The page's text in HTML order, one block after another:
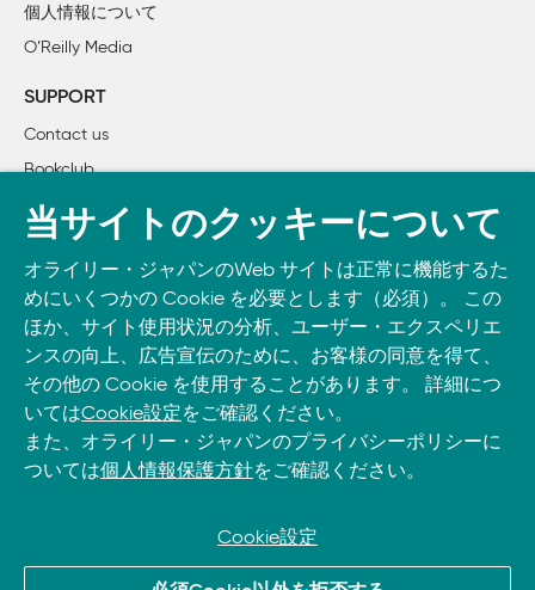
■P.2 *1.訳注に文章追加
また2018年3月14日（Piの日）にRaspberry Pi 3 Model
うになった。Raspberry Pi 3 Model Bから大きな変更はな
いが、CPUと有線／無線LANが高速化されている。
第2刷正誤表
※2019年8月更新
■P.108
レシピ5.8：算術計算 解決
【誤】+、?、*、そして/演算子を使う。
【正】+、-、*、そして/演算子を使う。
■P.108
レシピ5.8：算術計算 解説
【正】最もよく使われる算術演算子は+、-、*、そして/
    レシピ2.7　SSHを使ってRaspberry Piを遠隔操作する
    レシピ2.8　VNCを使ってRaspberry Piを遠隔操作する
    レシピ2.11　Raspberry Piの画面をMac上で共有する
レシピ2.12　Raspberry Piをネットワーク接続ストレージ
    レシピ2.13　ネットワークプリンタに印刷する
3章　オペレーティングシステム
    レシピ3.1　GUIでファイルを操作する
    レシピ3.2　ターミナルセッションを開始する
レシピ3.3　ターミナルを使ってファイルシステム内を移
    レシピ3.4　ファイルやフォルダをコピーする
    レシピ3.5　ファイルやフォルダの名前を変更する
    レシピ3.6　ファイルを編集する
    レシピ3.7　ファイルの内容を閲覧する
    レシピ3.9　ディレクトリを作成する
    レシピ3.10　ファイルやディレクトリを削除する
個人情報について
O’Reilly Media
SUPPORT
Contact us
Bookclub
書籍注文
Take O’Reilly with you and learn anywhere, anytime on your
phone
and tablet.
当サイトのクッキーについて
オライリー・ジャパンのWeb サイトは正常に機能するた
めにいくつかの Cookie を必要とします（必須）。 この
ほか、サイト使用状況の分析、ユーザー・エクスペリエ
ンスの向上、広告宣伝のために、お客様の同意を得て、
その他の Cookie を使用することがあります。 詳細につ
いてはCookie設定をご確認ください。
また、オライリー・ジャパンのプライバシーポリシーに
ついては個人情報保護方針をご確認ください。
Cookie設定